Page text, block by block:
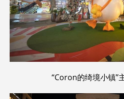
“Coron的绮境小镇”